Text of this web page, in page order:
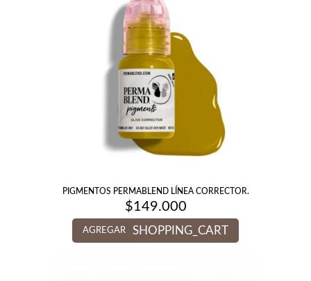
PIGMENTOS PERMABLEND LÍNEA CORRECTOR.
$149.000
AGREGAR SHOPPING_CART